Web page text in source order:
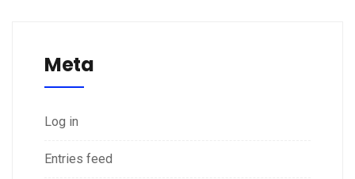
Meta
Log in
Entries feed